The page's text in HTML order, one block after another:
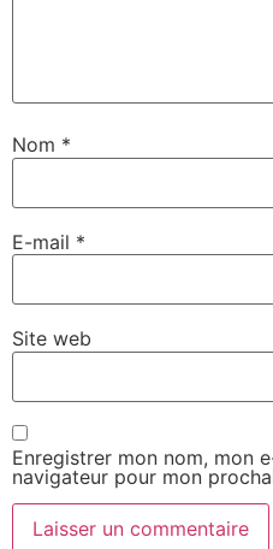
Nom *
E-mail *
Site web
Enregistrer mon nom, mon
navigateur pour mon